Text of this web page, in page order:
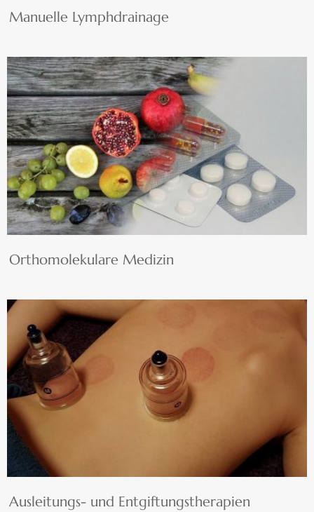
Manuelle Lymphdrainage
Orthomolekulare Medizin
Ausleitungs- und Entgiftungstherapien